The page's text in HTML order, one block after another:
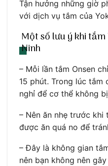
Tận hưởng những giờ
với dịch vụ tắm của
Một số lưu ý khi tắm
Ninh
– Mỗi lần tắm Onsen
15 phút. Trong lúc tắm
nghỉ để cơ thể không
– Nên ăn nhẹ trước
được ăn quá no để
– Đây là không gian
nên bạn không nên